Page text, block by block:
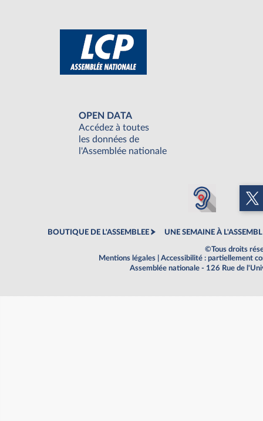
OPEN DATA
Accédez à toutes
les données de
l'Assemblée nationale
BOUTIQUE DE L'ASSEMBLEE UNE SEMAINE À
©Tous droits
Mentions légales
Accessibilité : partiellement
Assemblée nationale - 126 Rue de